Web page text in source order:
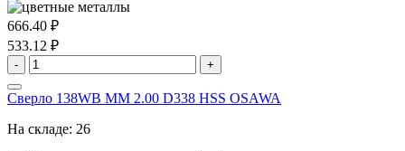
666.40 ₽
533.12 ₽
- +
Сверло 138WB MM 2.00 D338 HSS OSAWA
На складе: 26